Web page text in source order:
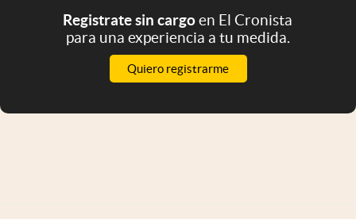
Registrate sin cargoen El Cronista
para una experiencia a tu medida.
Quiero registrarme